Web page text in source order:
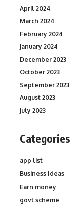
April 2024
March 2024
February 2024
January 2024
December 2023
October 2023
September 2023
August 2023
July 2023
Categories
app list
Business Ideas
Earn money
govt scheme